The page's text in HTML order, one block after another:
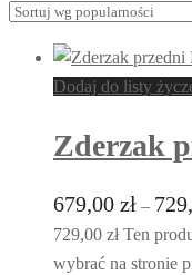
Dodaj do listy
Zderzak
679,00 zł –
729,00 zł Ten
wybrać na stronie